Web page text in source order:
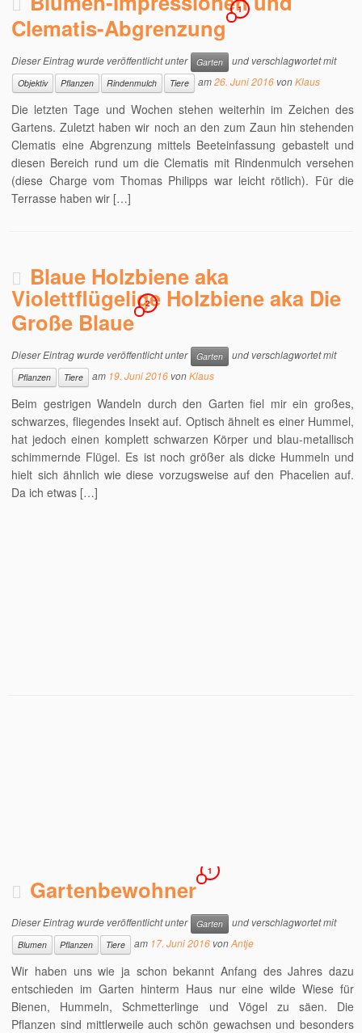
Clematis-Abgrenzung
1
Dieser Eintrag wurde veröffentlicht unter Garten und verschlagwortet mit
Objektiv Pflanzen Rindenmulch Tiere am26. Juni 2016 vonKlaus
Die letzten Tage und Wochen stehen weiterhin im Zeichen des
Gartens. Zuletzt haben wir noch an den zum Zaun hin stehenden
Clematis eine Abgrenzung mittels Beeteinfassung gebastelt und
diesen Bereich rund um die Clematis mit Rindenmulch versehen
(diese Charge vom Thomas Philipps war leicht rötlich). Für die
Terrasse haben wir […]
Blaue Holzbiene aka
Violettflügelige Holzbiene aka Die
Große Blaue
2
Dieser Eintrag wurde veröffentlicht unter Garten und verschlagwortet mit
Pflanzen Tiere am 19. Juni 2016 vonKlaus
Beim gestrigen Wandeln durch den Garten fiel mir ein großes,
schwarzes, fliegendes Insekt auf. Optisch ähnelt es einer Hummel,
hat jedoch einen komplett schwarzen Körper und blau-metallisch
schimmernde Flügel. Es ist noch größer als dicke Hummeln und
hielt sich ähnlich wie diese vorzugsweise auf den Phacelien auf.
Da ich etwas […]
Gartenbewohner
1
Dieser Eintrag wurde veröffentlicht unter Garten und verschlagwortet mit
Blumen Pflanzen Tiere am 17. Juni 2016 vonAntje
Wir haben uns wie ja schon bekannt Anfang des Jahres dazu
entschieden im Garten hinterm Haus nur eine wilde Wiese für
Bienen, Hummeln, Schmetterlinge und Vögel zu säen. Die
Pflanzen sind mittlerweile auch schön gewachsen und besonders